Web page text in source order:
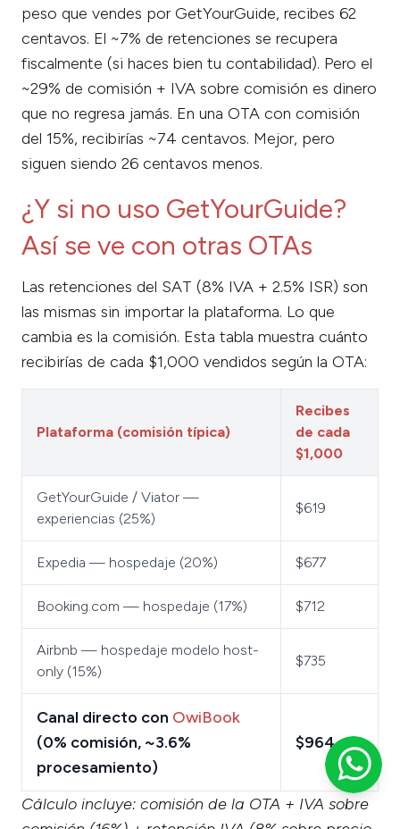
peso que vendes por GetYourGuide, recibes 62
centavos. El ~7% de retenciones se recupera
fiscalmente (si haces bien tu contabilidad). Pero el
~29% de comisión + IVA sobre comisión es dinero
que no regresa jamás. En una OTA con comisión
del 15%, recibirías ~74 centavos. Mejor, pero
siguen siendo 26 centavos menos.
¿Y si no uso GetYourGuide?
Así se ve con otras OTAs
Las retenciones del SAT (8% IVA + 2.5% ISR) son
las mismas sin importar la plataforma. Lo que
cambia es la comisión. Esta tabla muestra cuánto
recibirías de cada $1,000 vendidos según la OTA:
Plataforma (comisión típica)
Recibes
de cada
$1,000
GetYourGuide / Viator —
experiencias (25%)
$619
Expedia — hospedaje (20%) $677
Booking.com — hospedaje (17%) $712
Airbnb — hospedaje modelo host-
only (15%)
$735
Canal directo con OwiBook
(0% comisión, ~3.6%
procesamiento)
$964
Cálculo incluye: comisión de la OTA + IVA sobre